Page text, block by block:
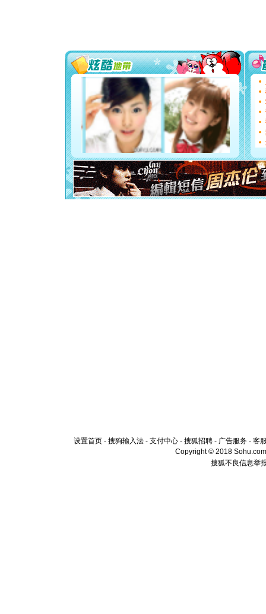
离。水晶
[元旦]当
泣，这痛
卖了。
[春节]
风
颜！冬
道一声
[春节]
片叶子
送你一
设置首页 - 搜狗输入法 - 支付中心 - 搜狐招聘 - 广告服务 - 客
Copyright © 2018
搜狐不良信息举